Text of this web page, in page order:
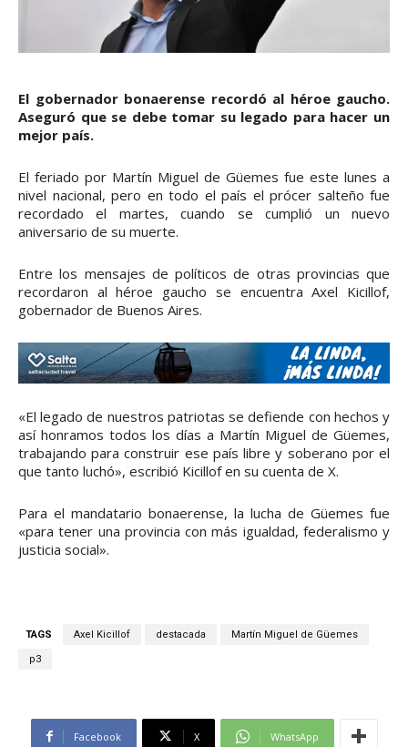
El gobernador bonaerense recordó al héroe gaucho.
Aseguró que se debe tomar su legado para hacer un
mejor país.
El feriado por Martín Miguel de Güemes fue este lunes a
nivel nacional, pero en todo el país el prócer salteño fue
recordado el martes, cuando se cumplió un nuevo
aniversario de su muerte.
Entre los mensajes de políticos de otras provincias que
recordaron al héroe gaucho se encuentra Axel Kicillof,
gobernador de Buenos Aires.
«El legado de nuestros patriotas se defiende con hechos y
así honramos todos los días a Martín Miguel de Güemes,
trabajando para construir ese país libre y soberano por el
que tanto luchó», escribió Kicillof en su cuenta de X.
Para el mandatario bonaerense, la lucha de Güemes fue
«para tener una provincia con más igualdad, federalismo y
justicia social».
TAGS Axel Kicillof destacada Martín Miguel de Güemes
p3
Facebook X WhatsApp